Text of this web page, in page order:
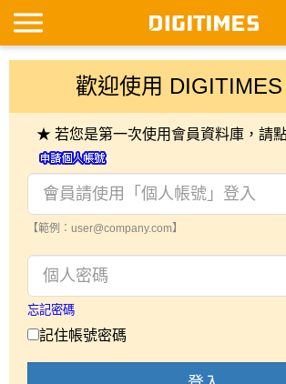
歡迎使用 DIGITIMES
★ 若您是第一次使用會員資料庫，請
【範例：user@company.com】
忘記密碼
記住帳號密碼